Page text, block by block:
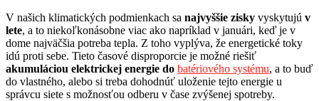
V našich klimatických podmienkach sa najvyššie zisky vyskytujú v
lete, a to niekoľkonásobne viac ako napríklad v januári, keď je v
dome najväčšia potreba tepla. Z toho vyplýva, že energetické toky
idú proti sebe. Tieto časové disproporcie je možné riešiť
akumuláciou elektrickej energie do batériového systému, a to buď
do vlastného, alebo si treba dohodnúť uloženie tejto energie u
správcu siete s možnosťou odberu v čase zvýšenej spotreby.